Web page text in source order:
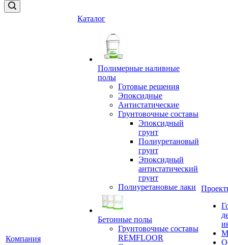
Компания
Каталог
Полимерные наливные
полы
Готовые решения
Эпоксидные
Антистатические
Грунтовочные составы
Эпоксидный
грунт
Полиуретановый
грунт
Эпоксидный
антистатический
грунт
Полиуретановые лаки
Бетонные полы
Грунтовочные составы
REMFLOOR